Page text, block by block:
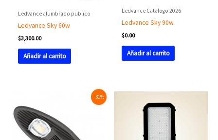
Ledvance alumbrado publico
Ledvance Sky 60w
$3,300.00
Añadir al carrito
Ledvance Catalogo 2026
Ledvance Sky 90w
$0.00
Añadir al carrito
-31%
was:
$900.00.$620.00.